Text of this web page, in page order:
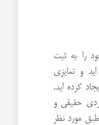
را به ثبت
و تمایزی
کرده اید.
حقیقی و
مورد نظر